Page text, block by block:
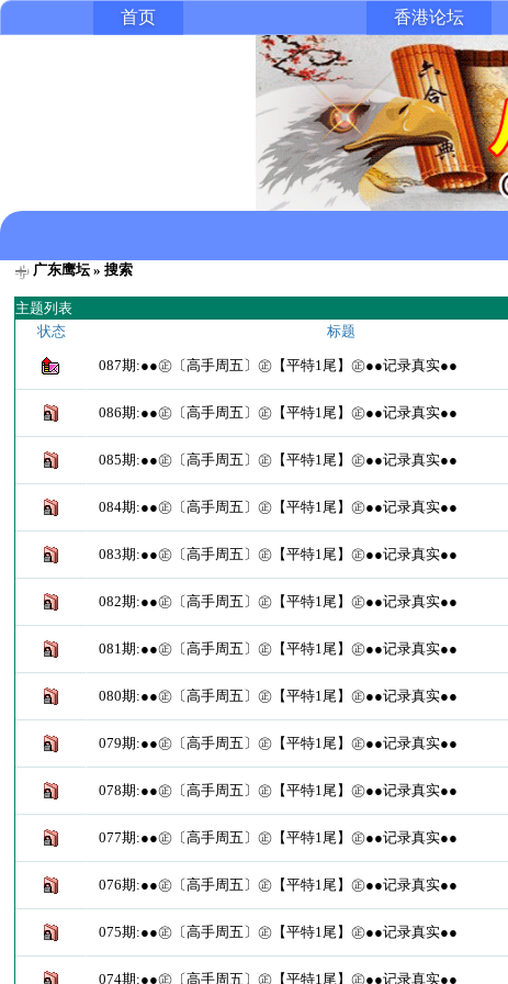
首页 香港论坛
广东鹰坛» 搜索
主题列表
状态
标题
087期:●●㊣〔高手周五〕㊣【平特1尾】㊣●●记录真实●●
086期:●●㊣〔高手周五〕㊣【平特1尾】㊣●●记录真实●●
085期:●●㊣〔高手周五〕㊣【平特1尾】㊣●●记录真实●●
084期:●●㊣〔高手周五〕㊣【平特1尾】㊣●●记录真实●●
083期:●●㊣〔高手周五〕㊣【平特1尾】㊣●●记录真实●●
082期:●●㊣〔高手周五〕㊣【平特1尾】㊣●●记录真实●●
081期:●●㊣〔高手周五〕㊣【平特1尾】㊣●●记录真实●●
080期:●●㊣〔高手周五〕㊣【平特1尾】㊣●●记录真实●●
079期:●●㊣〔高手周五〕㊣【平特1尾】㊣●●记录真实●●
078期:●●㊣〔高手周五〕㊣【平特1尾】㊣●●记录真实●●
077期:●●㊣〔高手周五〕㊣【平特1尾】㊣●●记录真实●●
076期:●●㊣〔高手周五〕㊣【平特1尾】㊣●●记录真实●●
075期:●●㊣〔高手周五〕㊣【平特1尾】㊣●●记录真实●●
074期:●●㊣〔高手周五〕㊣【平特1尾】㊣●●记录真实●●